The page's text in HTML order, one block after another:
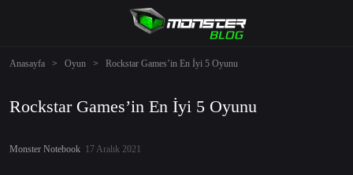
Anasayfa > Oyun > Rockstar Games’in En İyi 5 Oyunu
Rockstar Games’in En İyi 5 Oyunu
Monster Notebook 17 Aralık 2021